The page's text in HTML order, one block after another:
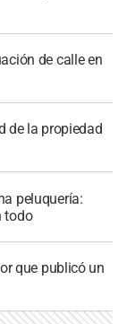
de calle en
de la propiedad
peluquería:
todo
que publicó un